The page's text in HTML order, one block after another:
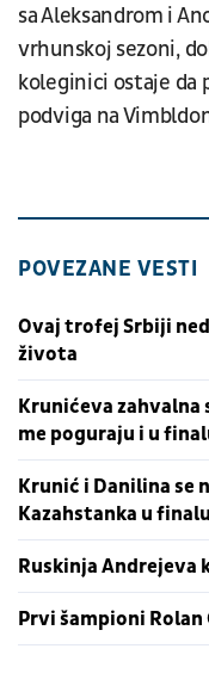
sa Aleksandrom i
vrhunskoj sezoni,
koleginici ostaje da
podviga na
POVEZANE VESTI
Ovaj trofej Srbiji
života
Krunićeva zahvalna
me poguraju i u
Krunić i Danilina se
Kazahstanka u
Ruskinja Andrejeva
Prvi šampioni Rolan